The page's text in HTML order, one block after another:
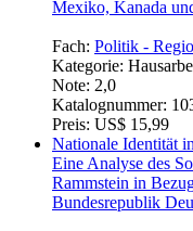
Mexiko, Kanada
Fach: Politik -
Kategorie:
Note: 2,0
Katalognummer:
Preis: US$ 15,99
Nationale Identität
Eine Analyse des
Rammstein in
Bundesrepublik